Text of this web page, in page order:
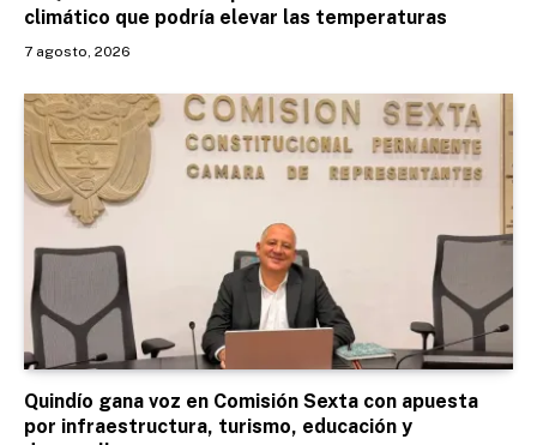
climático que podría elevar las temperaturas
7 agosto, 2026
Quindío gana voz en Comisión Sexta con apuesta
por infraestructura, turismo, educación y